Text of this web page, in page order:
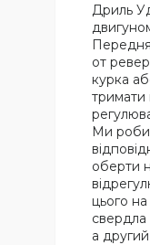
Дриль
Передня
от
курка
тримати
Ми
оберти
цього
а